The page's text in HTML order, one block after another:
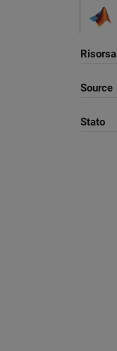
Risorsa
Source
Stato